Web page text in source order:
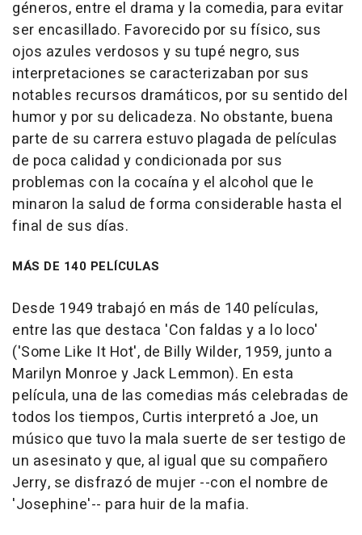
géneros, entre el drama y la comedia, para evitar
ser encasillado. Favorecido por su físico, sus
ojos azules verdosos y su tupé negro, sus
interpretaciones se caracterizaban por sus
notables recursos dramáticos, por su sentido del
humor y por su delicadeza. No obstante, buena
parte de su carrera estuvo plagada de películas
de poca calidad y condicionada por sus
problemas con la cocaína y el alcohol que le
minaron la salud de forma considerable hasta el
final de sus días.
MÁS DE 140 PELÍCULAS
Desde 1949 trabajó en más de 140 películas,
entre las que destaca 'Con faldas y a lo loco'
('Some Like It Hot', de Billy Wilder, 1959, junto a
Marilyn Monroe y Jack Lemmon). En esta
película, una de las comedias más celebradas de
todos los tiempos, Curtis interpretó a Joe, un
músico que tuvo la mala suerte de ser testigo de
un asesinato y que, al igual que su compañero
Jerry, se disfrazó de mujer --con el nombre de
'Josephine'-- para huir de la mafia.